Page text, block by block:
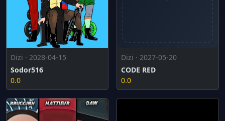
Dizi · 2028-04-15
Sodor516
0.0
Dizi · 2027-05-20
CODE RED
0.0